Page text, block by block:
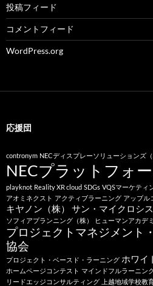
投稿フィード
コメントフィード
WordPress.org
応援団
contronym NECディスプレーソリューションズ（
NECプラットフォー
playknot Reality XR cloud SDGs VQSマーケティ
アオミネクスト アクティブラーニング アップル
キヤノン（株） サン・マイクロシ
ソフィアプランニング（株） ヒューマンアカデ
プロジェクトマネジメント
協会
プロジェクト・ベースド・ラーニング ホワイ
ホームページコンテスト マインドフルラーニン
リードエッジコンサルティング
上越地域学校教